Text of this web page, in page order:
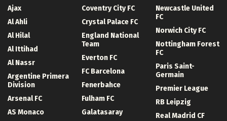
Ajax
Al Ahli
Al Hilal
Al Ittihad
Al Nassr
Argentine Primera
Division
Arsenal FC
AS Monaco
Coventry City FC
Crystal Palace FC
England National
Team
Everton FC
FC Barcelona
Fenerbahce
Fulham FC
Galatasaray
Newcastle United
FC
Norwich City FC
Nottingham Forest
FC
Paris Saint-
Germain
Premier League
RB Leipzig
Real Madrid CF